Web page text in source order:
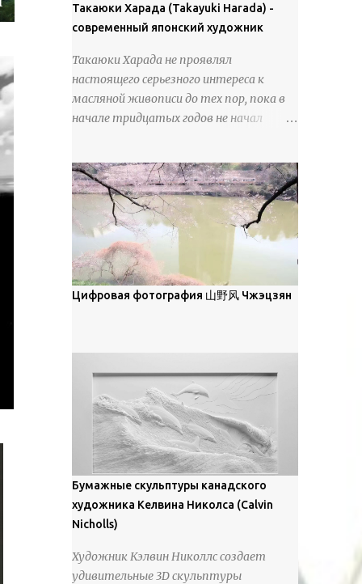
18 век. Шахматный набор "Рыцари
против турок" в шкатулке из
см, Холмогоры, 18 век....
покрова может восприниматься как
матовая. Такое свойство чаще всего
метелевого и фирнизированного снега.
Тем не менее, иногда значительное
количество кристаллов может
располагаться в одной плоскости,
поверхностной изморози. В данном
случае усиливается зеркальное
отражение, что приводит к
искристости снега, зависящей от
положения наблюдателя и высоты
солнца. Зеркальные свойства наиболее
заметны при угле солнечного света 15°
и ниже; при более высокой солнечной
описываются индикатрисой ...
Такаюки Харада (Takayuki Harada) -
современный японский художник
Такаюки Харада не проявлял
настоящего серьезного интереса к
масляной живописи до тех пор, пока в
начале тридцатых годов не начал
художественные музеи и галереи, он
был глубоко тронут и вдохновлен
красотой масляной живописи великих
мастеров. Искусствовед Брайан
Шервин прокомментировал картины
художника, заявив, что "Такаюки
Харада сочетает в себе классическую
смысле, персонажи его картин
предлагают зрителям незаконченный
рассказ, который усиливается его
уникальной манерой использования
освещения". Для просмотра всех работ,
посетите страницу –
https://www.artfinder.com/artist/takayuki-
harada/about/#/
Цифровая фотография 山野风 Чжэцзян
Бумажные скульптуры канадского
художника Келвина Николса (Calvin
Nicholls)
Художник Кэлвин Николлс создает
удивительные 3D скульптуры